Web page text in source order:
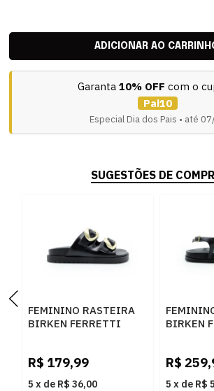
Garanta 10% OFF com o
Pai10
Especial Dia dos Pais • até
SUGESTÕES DE
FEMININO RASTEIRA
BIRKEN FERRETTI
R$ 179,99
5 x de R$ 36,00
BIRKEN
R$
5 x de R$